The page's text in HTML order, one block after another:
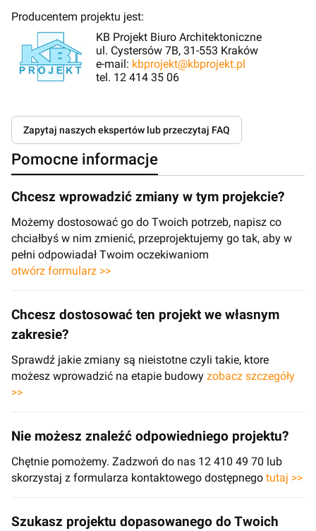
Producentem projektu jest:
KB Projekt Biuro Architektoniczne
ul. Cystersów 7B, 31-553 Kraków
e-mail: kbprojekt@kbprojekt.pl
tel. 12 414 35 06
Zapytaj naszych ekspertów lub przeczytaj FAQ
Pomocne informacje
Chcesz wprowadzić zmiany w tym projekcie?
Możemy dostosować go do Twoich potrzeb, napisz co
chciałbyś w nim zmienić, przeprojektujemy go tak, aby w
pełni odpowiadał Twoim oczekiwaniom
otwórz formularz >>
Chcesz dostosować ten projekt we własnym
zakresie?
Sprawdź jakie zmiany są nieistotne czyli takie, ktore
możesz wprowadzić na etapie budowy zobacz szczegóły
>>
Nie możesz znaleźć odpowiedniego projektu?
Chętnie pomożemy. Zadzwoń do nas 12 410 49 70 lub
skorzystaj z formularza kontaktowego dostępnego tutaj >>
Szukasz projektu dopasowanego do Twoich